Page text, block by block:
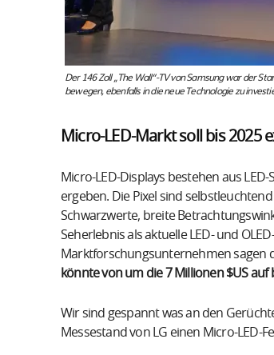
Der 146 Zoll „The Wall“-TV von Samsung war der
bewegen, ebenfalls in die neue Technologie zu
Micro-LED-Markt soll bis 2025
Micro-LED-Displays bestehen aus
ergeben. Die Pixel sind
Schwarzwerte, breite
Seherlebnis als aktuelle LED- und
Marktforschungsunternehmen sagen
könnte von um die 7 Millionen $US auf
Wir sind gespannt was an den
Messestand von LG einen Micro-LED-